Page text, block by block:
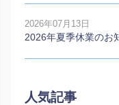
2026年07月13日
2026年夏季休業のお
人気記事